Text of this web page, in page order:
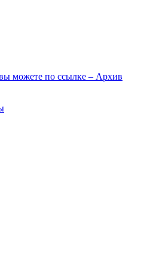
можете по ссылке – Архив